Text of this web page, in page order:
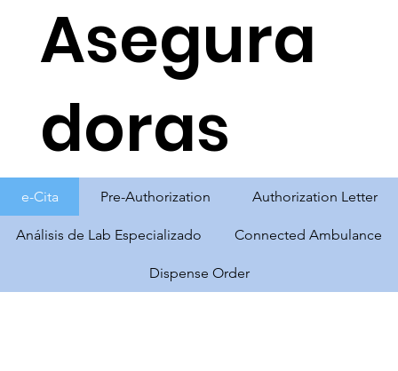
Asegura
doras
e-Cita Pre-Authorization Authorization Letter
Análisis de Lab Especializado Connected Ambulance
Dispense Order